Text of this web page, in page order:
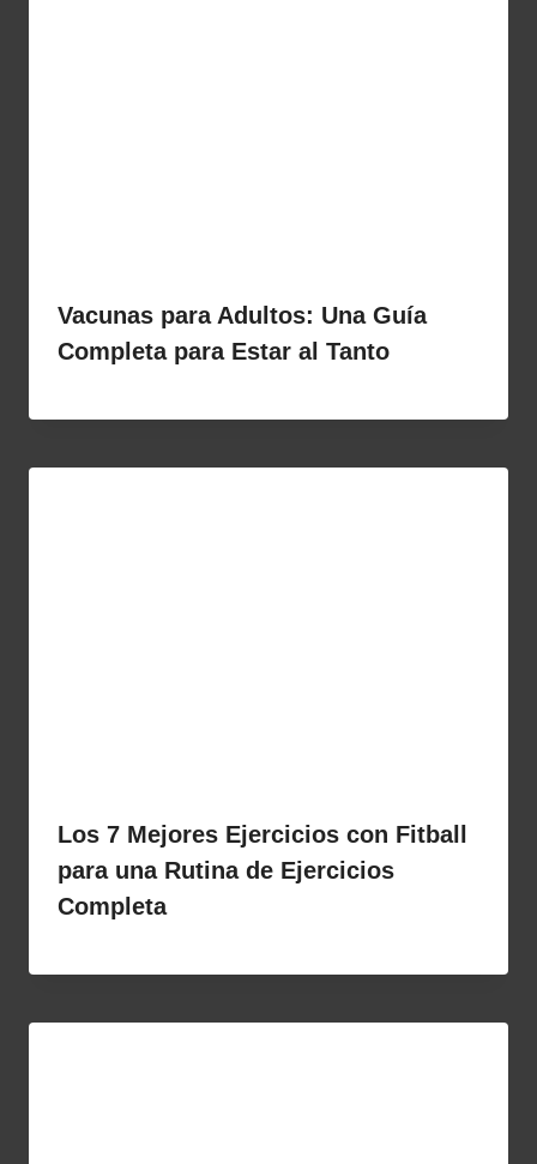
Vacunas para Adultos: Una Guía
Completa para Estar al Tanto
Los 7 Mejores Ejercicios con Fitball
para una Rutina de Ejercicios
Completa